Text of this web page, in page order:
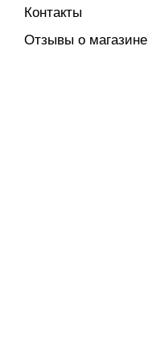
Контакты
Отзывы о магазине